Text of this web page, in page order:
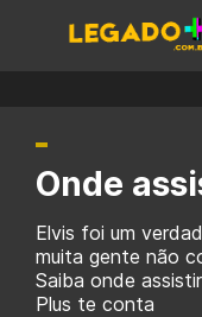
Onde
Elvis foi um
muita gente não
Saiba onde
Plus te conta